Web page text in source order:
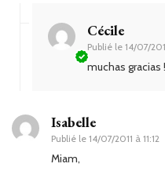
Cécile
Publié le 14/07/
muchas gracias !
Isabelle
Publié le 14/07/2011 à 11:12
Miam,